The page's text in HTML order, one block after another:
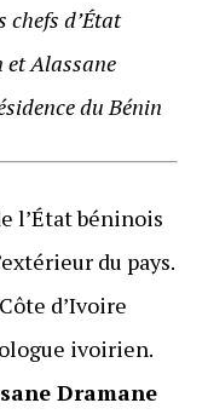
chefs d’État
et Alassane
du Bénin
l’État béninois
du pays.
d’Ivoire
ivoirien.
Dramane